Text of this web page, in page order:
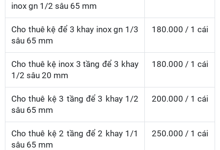
inox gn 1/2 sâu 65 mm
Cho thuê kệ để 3 khay inox gn 1/3
sâu 65 mm
180.000 / 1 cái
Cho thuê kệ inox 3 tầng để 3 khay
1/2 sâu 20 mm
180.000 / 1 cái
Cho thuê kệ 3 tầng để 3 khay 1/2
sâu 65 mm
200.000 / 1 cái
Cho thuê kệ 2 tầng để 2 khay 1/1
sâu 65 mm
250.000 / 1 cái